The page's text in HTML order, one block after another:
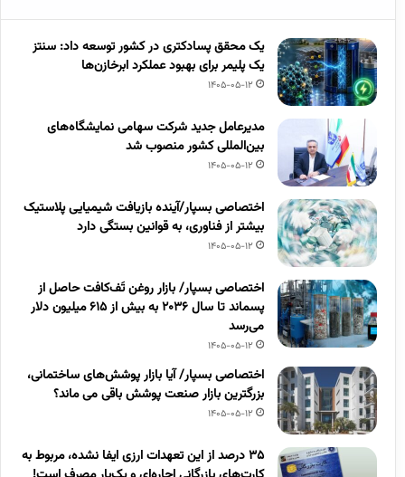
یک محقق پسادکتری در کشور توسعه داد: سنتز
یک پلیمر برای بهبود عملکرد ابرخازن‌ها
1405-05-12
مدیرعامل جدید شرکت سهامی نمایشگاه‌های
بین‌المللی کشور منصوب شد
1405-05-12
اختصاصی بسپار/آینده بازیافت شیمیایی پلاستیک
بیشتر از فناوری، به قوانین بستگی دارد
1405-05-12
اختصاصی بسپار/ بازار روغن تَف‌کافت حاصل از
پسماند تا سال ۲۰۳۶ به بیش از ۶۱۵ میلیون دلار
می‌رسد
1405-05-12
اختصاصی بسپار/ آیا بازار پوشش‌های ساختمانی،
بزرگترین بازار صنعت پوشش باقی می ماند؟
1405-05-12
۳۵ درصد از این تعهدات ارزی ایفا نشده، مربوط به